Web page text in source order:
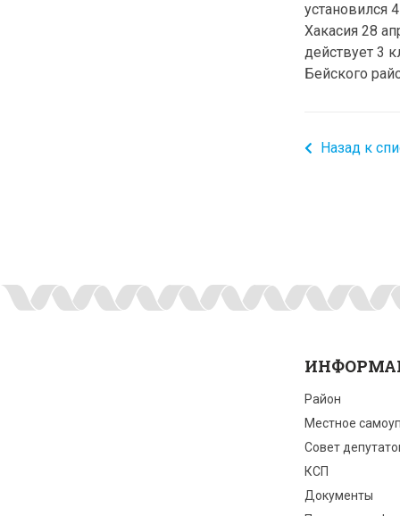
установился
Хакасия 28
действует 3
Бейского
Назад к
Район
Местное
Совет
КСП
Документы